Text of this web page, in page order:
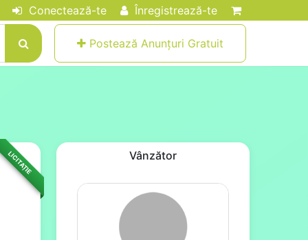
Conectează-te Înregistrează-te
Postează Anunțuri Gratuit
LICITAȚIE Vânzător